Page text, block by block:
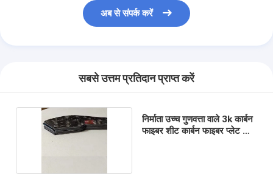
अब से संपर्क करें
सबसे उत्तम प्रतिदान प्राप्त करें
निर्माता उच्च गुणवत्ता वाले 3k कार्बन
फाइबर शीट कार्बन फाइबर प्लेट की